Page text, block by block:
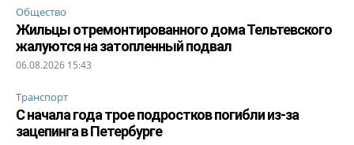
Общество
Жильцы отремонтированного дома Тельтевского
жалуются на затопленный подвал
06.08.2026 15:43
Транспорт
С начала года трое подростков погибли из-за
зацепинга в Петербурге